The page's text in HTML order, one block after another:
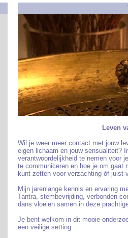
Leven
Wil je weer meer contact met jouw
eigen lichaam en jouw sensualiteit?
verantwoordelijkheid te nemen voor
te communiceren en hoe je om gaat
kunt zetten voor verzachting óf juist
Mijn jarenlange kennis en ervaring
Tantra, stembevrijding, verbonden
dans vloeien samen in deze
Je bent welkom in dit mooie
een veilige setting.